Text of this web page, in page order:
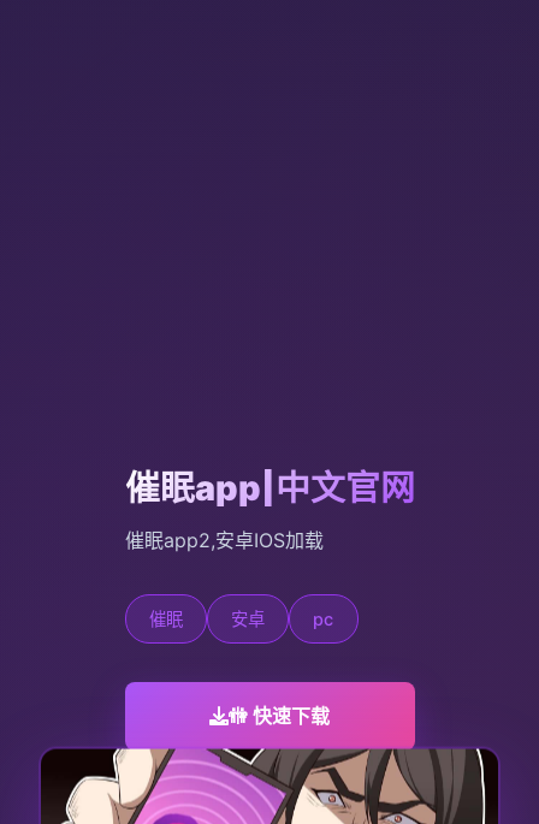
催眠app|中文官网
催眠app2,安卓IOS加载
催眠 安卓 pc
🚻 快速下载